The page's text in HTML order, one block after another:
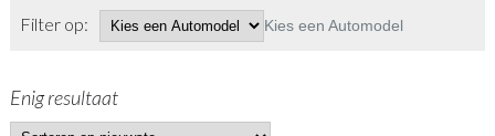
Filter op: Kies een Automodel
Enig resultaat